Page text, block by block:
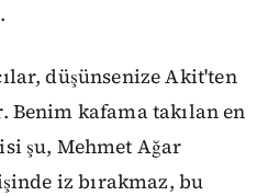
düşünsenize Akit'ten
Benim kafama takılan en
şu, Mehmet Ağar
iz bırakmaz, bu